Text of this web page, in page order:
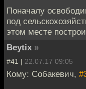
Поначалу
под
этом месте
Beytix »
#41 | 22.07.17 09:05
Кому: Собакевич,